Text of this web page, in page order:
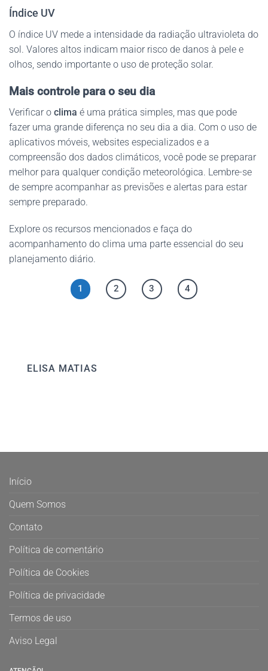
Índice UV
O índice UV mede a intensidade da radiação ultravioleta do
sol. Valores altos indicam maior risco de danos à pele e
olhos, sendo importante o uso de proteção solar.
Mais controle para o seu dia
Verificar o clima é uma prática simples, mas que pode
fazer uma grande diferença no seu dia a dia. Com o uso de
aplicativos móveis, websites especializados e a
compreensão dos dados climáticos, você pode se preparar
melhor para qualquer condição meteorológica. Lembre-se
de sempre acompanhar as previsões e alertas para estar
sempre preparado.
Explore os recursos mencionados e faça do
acompanhamento do clima uma parte essencial do seu
planejamento diário.
1 2 3 4
ELISA MATIAS
Início
Quem Somos
Contato
Política de comentário
Política de Cookies
Política de privacidade
Termos de uso
Aviso Legal